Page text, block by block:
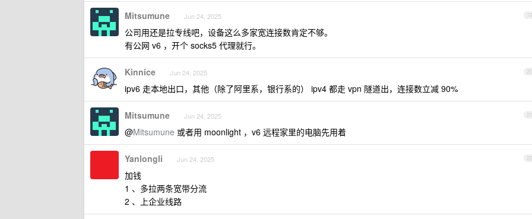
19
Mitsumune Jun 24, 2025
公司用还是拉专线吧，设备这么多家宽连接数肯定不够。
有公网 v6 ，开个 socks5 代理就行。
20
Kinnice Jun 24, 2025
ipv6 走本地出口，其他（除了阿里系，银行系的） ipv4 都走 vpn 隧道出，连接数立减 90%
21
Mitsumune Jun 24, 2025
@Mitsumune 或者用 moonlight ，v6 远程家里的电脑先用着
22
Yanlongli Jun 24, 2025
加钱
1 、多拉两条宽带分流
2 、上企业线路